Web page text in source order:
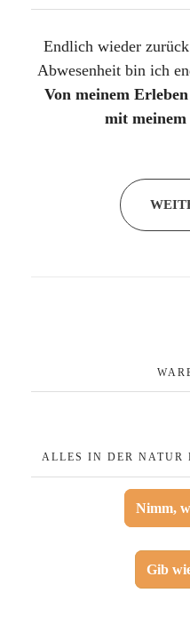
Endlich wieder
Abwesenheit bin ich
Von meinem
mit
ALLES IN DER NATUR
Nimm,
Gib